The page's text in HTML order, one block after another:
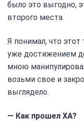
было это выгодно,
второго места.
Я понимал, что
уже достижением
мною
возьми свое и
выглядело.
— Как прошел ХА?